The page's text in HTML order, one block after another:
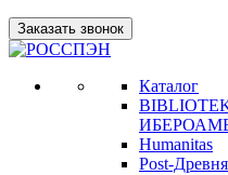
Заказать звонок
Каталог
Humanitas
Post-